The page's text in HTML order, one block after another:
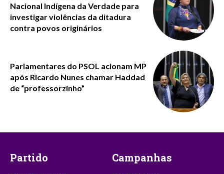
Nacional Indígena da Verdade para
investigar violências da ditadura
contra povos originários
Parlamentares do PSOL acionam MP
após Ricardo Nunes chamar Haddad
de “professorzinho”
Partido Campanhas